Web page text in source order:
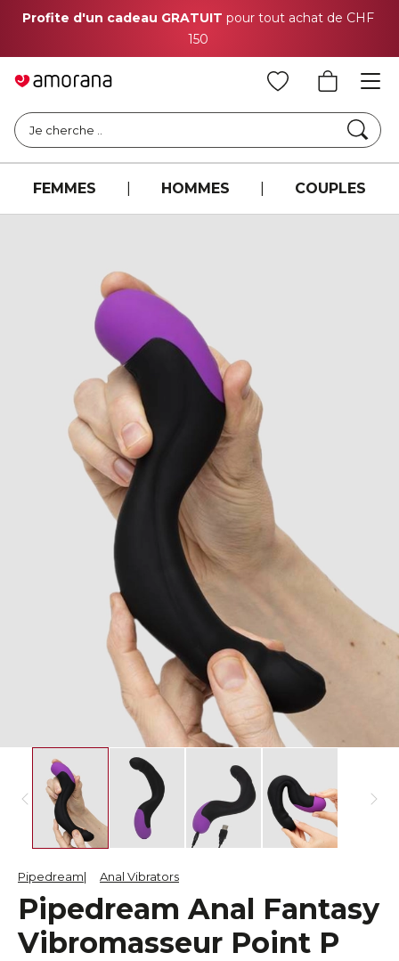
Profite d'un cadeau GRATUIT pour tout achat de CHF
150
Je cherche ..
FEMMES HOMMES COUPLES
Pipedream Anal Vibrators
Pipedream Anal Fantasy
Vibromasseur Point P